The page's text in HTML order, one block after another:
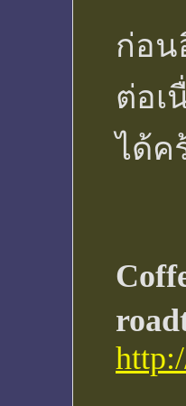
ก่อน
ต่อเ
ได้ค